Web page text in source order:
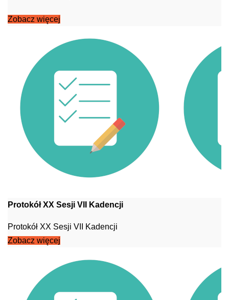
Zobacz więcej
Protokół XX Sesji VII Kadencji
Protokół XX Sesji VII Kadencji
Zobacz więcej